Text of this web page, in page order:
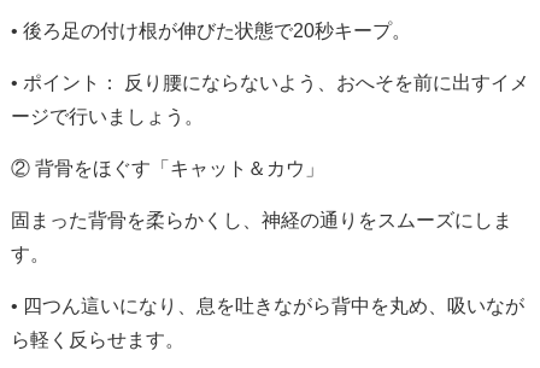
• 後ろ足の付け根が伸びた状態で20秒キープ。
• ポイント：
反り腰にならないよう、おへそを前に出すイメ
ージで行いましょう。
② 背骨をほぐす「キャット＆カウ」
固まった背骨を柔らかくし、神経の通りをスムーズにしま
す。
• 四つん這いになり、息を吐きながら背中を丸め、吸いなが
ら軽く反らせます。